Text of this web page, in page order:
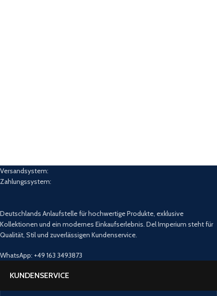
Versandsystem:
Zahlungssystem:
Deutschlands Anlaufstelle für hochwertige Produkte, exklusive
Kollektionen und ein modernes Einkaufserlebnis. Del Imperium steht für
Qualität, Stil und zuverlässigen Kundenservice.
WhatsApp: +49 163 3493873
KUNDENSERVICE